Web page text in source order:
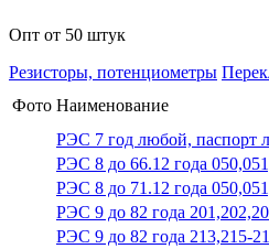
Опт от 50 штук
Резисторы, потенциометры
Фото Наименование
РЭС 7 год любой, паспорт
РЭС 8 до 66.12 года
РЭС 8 до 71.12 года
РЭС 9 до 82 года
РЭС 9 до 82 года 213,215-